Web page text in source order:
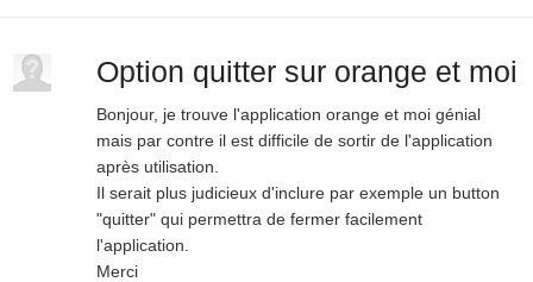
Option quitter sur orange et moi
Bonjour, je trouve l'application orange et moi génial
mais par contre il est difficile de sortir de l'application
après utilisation.
Il serait plus judicieux d'inclure par exemple un button
"quitter" qui permettra de fermer facilement
l'application.
Merci